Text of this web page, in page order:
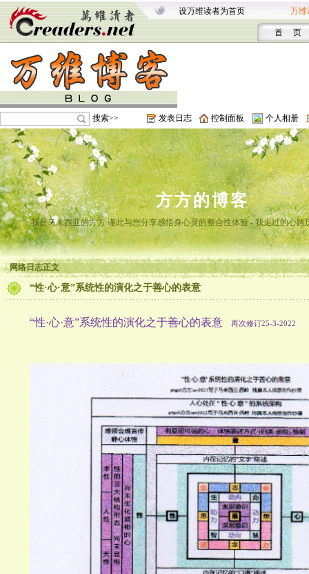
设万维读者为首页 万维
首 页
搜索>> 发表日志 控制面板 个人相册
方方的博客
我是马来西亚的方方 谨此与您分享感悟身心灵的整合性体验 - 我走过的心路
网络日志正文
“性·心·意”系统性的演化之于善心的表意
“性·心·意”系统性的演化之于善心的表意 再次修订25-3-2022